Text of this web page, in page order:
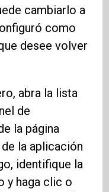
cambiarlo a
como
desee volver
abra la lista
de
la página
de la aplicación
identifique la
y haga clic o